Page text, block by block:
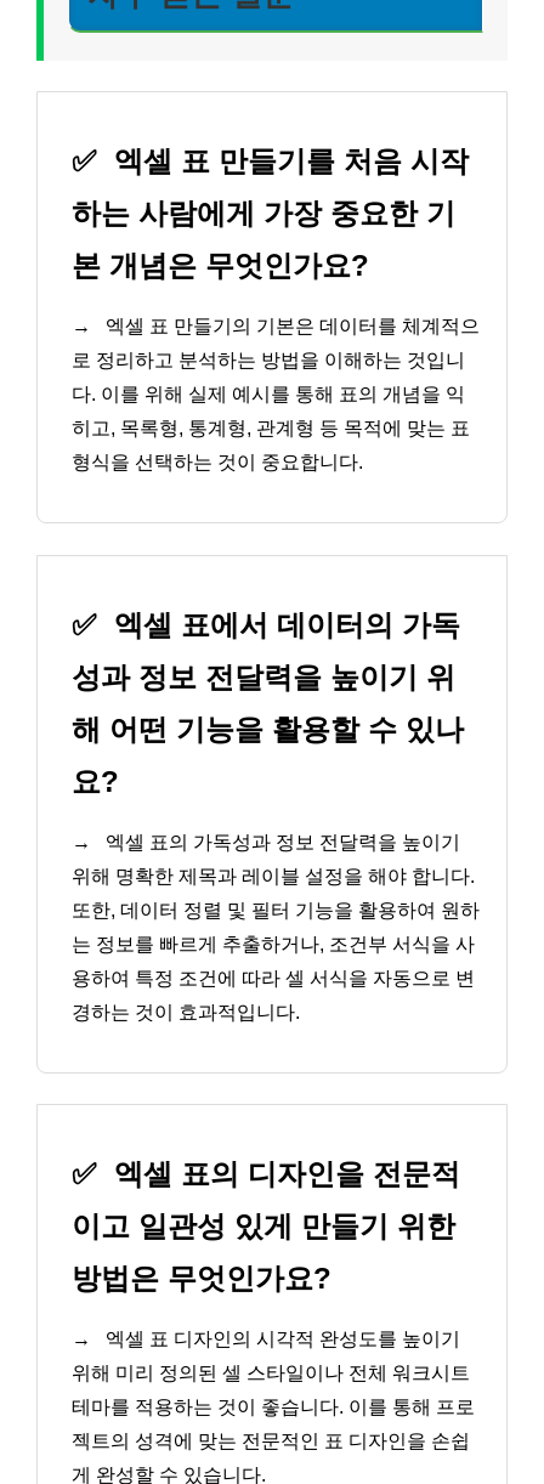
✅ 엑셀 표 만들기를 처음 시작
하는 사람에게 가장 중요한 기
본 개념은 무엇인가요?
→
엑셀 표 만들기의 기본은 데이터를 체계적으
로 정리하고 분석하는 방법을 이해하는 것입니
다. 이를 위해 실제 예시를 통해 표의 개념을 익
히고, 목록형, 통계형, 관계형 등 목적에 맞는 표
형식을 선택하는 것이 중요합니다.
✅ 엑셀 표에서 데이터의 가독
성과 정보 전달력을 높이기 위
해 어떤 기능을 활용할 수 있나
요?
→
엑셀 표의 가독성과 정보 전달력을 높이기
위해 명확한 제목과 레이블 설정을 해야 합니다.
또한, 데이터 정렬 및 필터 기능을 활용하여 원하
는 정보를 빠르게 추출하거나, 조건부 서식을 사
용하여 특정 조건에 따라 셀 서식을 자동으로 변
경하는 것이 효과적입니다.
✅ 엑셀 표의 디자인을 전문적
이고 일관성 있게 만들기 위한
방법은 무엇인가요?
→
엑셀 표 디자인의 시각적 완성도를 높이기
위해 미리 정의된 셀 스타일이나 전체 워크시트
테마를 적용하는 것이 좋습니다. 이를 통해 프로
젝트의 성격에 맞는 전문적인 표 디자인을 손쉽
게 완성할 수 있습니다.